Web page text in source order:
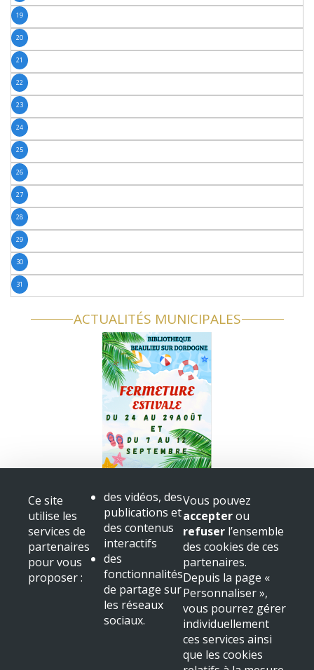
19
20
21
22
23
24
25
26
27
28
29
30
31
ACTUALITÉS MUNICIPALES
Fermeture bibliothèque
Congès
+ voir toutes les actualités
Mairie de Beaulieu sur Dordogne
Place Albert
19120 Beaulieu sur Dordogne
NOUS LOCALISER
Ce site
utilise les
services de
partenaires
pour vous
proposer :
des vidéos, des
publications et
des contenus
interactifs
des
fonctionnalités
de partage sur
les réseaux
sociaux.
Vous pouvez
accepterou
refuser l’ensemble
des cookies de ces
partenaires.
Depuis la page «
Personnaliser »,
vous pourrez gérer
individuellement
ces services ainsi
que les cookies